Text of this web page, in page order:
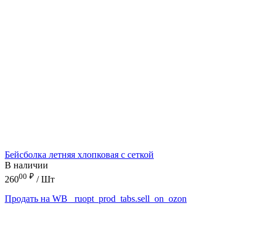
Бейсболка летняя хлопковая с сеткой
В наличии
26000 ₽ / Шт
Продать на WB
_ruopt_prod_tabs.sell_on_ozon